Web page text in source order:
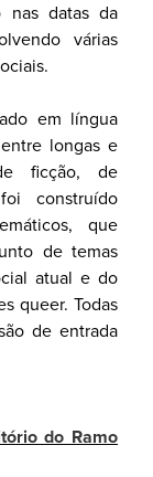
nas datas da
várias
em língua
longas e
ficção, de
construído
que
de temas
atual e do
queer. Todas
de entrada
do Ramo